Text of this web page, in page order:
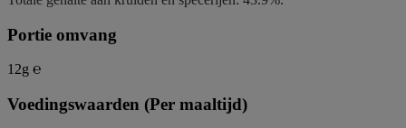
Portie omvang
12g ℮
Voedingswaarden (Per maaltijd)